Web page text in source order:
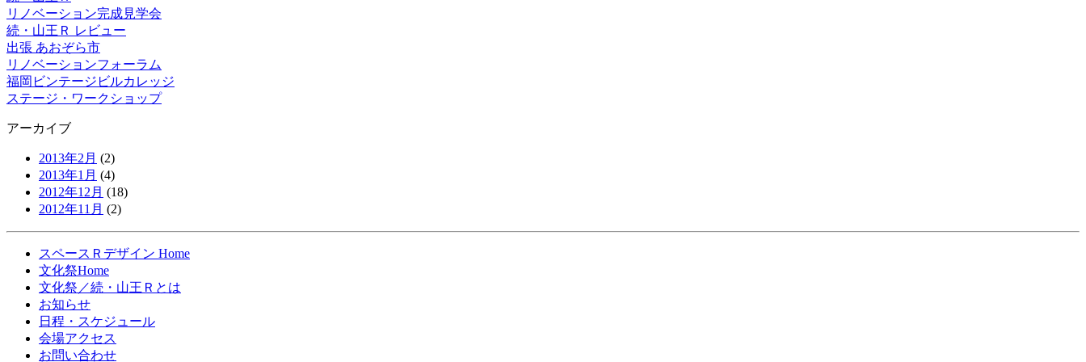
リノベーション完成見学会
続・山王Ｒ レビュー
出張 あおぞら市
リノベーションフォーラム
福岡ビンテージビルカレッジ
ステージ・ワークショップ
アーカイブ
2013年2月 (2)
2013年1月 (4)
2012年12月 (18)
2012年11月 (2)
スペースＲデザイン Home
文化祭Home
文化祭／続・山王Ｒとは
お知らせ
日程・スケジュール
会場アクセス
お問い合わせ